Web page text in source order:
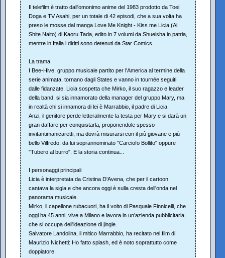
Il telefilm è tratto dall'omonimo anime del 1983 prodotto da Toei
Doga e TV Asahi, per un totale di 42 episodi, che a sua volta ha
preso le mosse dal manga Love Me Knight - Kiss me Licia (Ai
Shite Naito) di Kaoru Tada, edito in 7 volumi da Shueisha in patria,
mentre in Italia i diritti sono detenuti da Star Comics.
La trama
I Bee-Hive, gruppo musicale partito per l'America al termine della
serie animata, tornano dagli States e vanno in tournée seguiti
dalle fidanzate. Licia sospetta che Mirko, il suo ragazzo e leader
della band, si sia innamorato della manager del gruppo Mary, ma
in realtà chi si innamora di lei è Marrabbio, il padre di Licia.
Anzi, il genitore perde letteralmente la testa per Mary e si darà un
gran daffare per conquistarla, proponendole spesso
invitantimanicaretti, ma dovrà misurarsi con il più giovane e più
bello Vilfredo, da lui soprannominato "Carciofo Bollito" oppure
"Tubero al burro". E la storia continua...
I personaggi principali
Licia è interpretata da Cristina D'Avena, che per il cartoon
cantava la sigla e che ancora oggi è sulla cresta dell'onda nel
panorama musicale.
Mirko, il capellone rubacuori, ha il volto di Pasquale Finnicelli, che
oggi ha 45 anni, vive a Milano e lavora in un’azienda pubblicitaria
che si occupa dell'ideazione di jingle.
Salvatore Landolina, il mitico Marrabbio, ha recitato nel film di
Maurizio Nichetti: Ho fatto splash, ed è noto soprattutto come
doppiatore.